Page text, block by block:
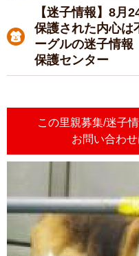
【迷子情報】8月
保護された内心は
ーグルの迷子情報
保護センター
この里親募集/迷子
お問い合わせ